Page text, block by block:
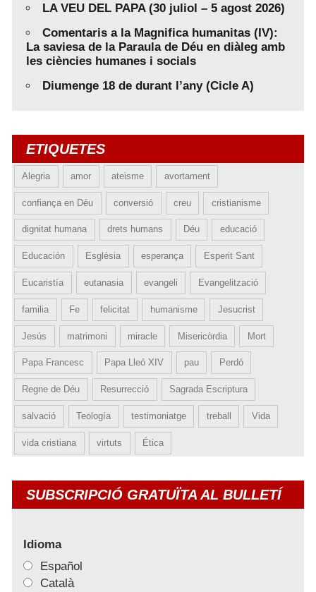
LA VEU DEL PAPA (30 juliol – 5 agost 2026)
Comentaris a la Magnifica humanitas (IV):
La saviesa de la Paraula de Déu en diàleg amb
les ciències humanes i socials
Diumenge 18 de durant l’any (Cicle A)
ETIQUETES
Alegria amor ateisme avortament
confiança en Déu conversió creu cristianisme
dignitat humana drets humans Déu educació
Educación Esglèsia esperança Esperit Sant
Eucaristía eutanasia evangeli Evangelització
familia Fe felicitat humanisme Jesucrist
Jesús matrimoni miracle Misericòrdia Mort
Papa Francesc Papa Lleó XIV pau Perdó
Regne de Déu Resurrecció Sagrada Escriptura
salvació Teología testimoniatge treball Vida
vida cristiana virtuts Ética
SUBSCRIPCIÓ GRATUÏTA AL BULLETÍ
Idioma
Español
Català